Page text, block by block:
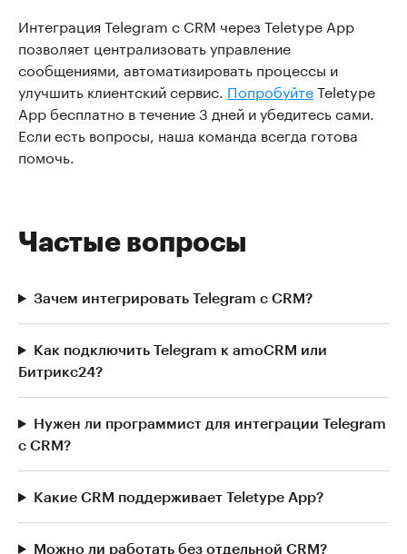
Интеграция Telegram с CRM через Teletype App
позволяет централизовать управление
сообщениями, автоматизировать процессы и
улучшить клиентский сервис. ПопробуйтеTeletype
App бесплатно в течение 3 дней и убедитесь сами.
Если есть вопросы, наша команда всегда готова
помочь.
Частые вопросы
Зачем интегрировать Telegram с CRM?
Как подключить Telegram к amoCRM или
Битрикс24?
Нужен ли программист для интеграции Telegram
с CRM?
Какие CRM поддерживает Teletype App?
Можно ли работать без отдельной CRM?